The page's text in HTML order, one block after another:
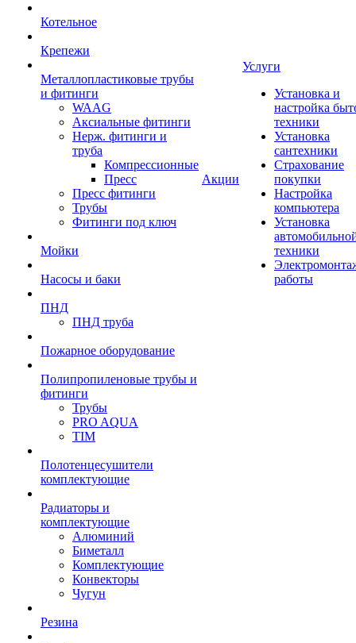
Котельное
Крепежи
Металлопластиковые трубы
и фитинги
WAAG
Аксиальные фитинги
Нерж. фитинги и
труба
Компрессионные
Пресс
Пресс фитинги
Трубы
Фитинги под ключ
Мойки
Насосы и баки
ПНД
ПНД труба
Пожарное оборудование
Полипропиленовые трубы и
фитинги
Трубы
PRO AQUA
TIM
Полотенцесушители
комплектующие
Радиаторы и
комплектующие
Алюминий
Биметалл
Комплектующие
Конвекторы
Чугун
Резина
Акции
Услуги
Установка и
настройка
техники
Установка
сантехники
Страхование
покупки
Настройка
компьютера
Установка
техники
работы